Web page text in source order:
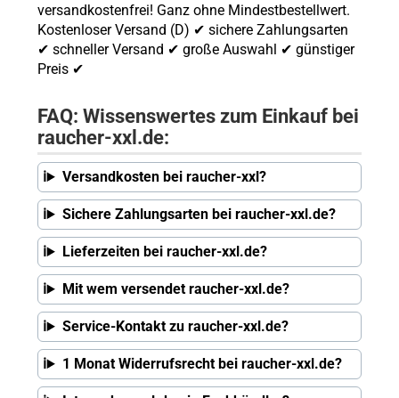
versandkostenfrei! Ganz ohne Mindestbestellwert.
Kostenloser Versand (D) ✔ sichere Zahlungsarten
✔ schneller Versand ✔ große Auswahl ✔ günstiger
Preis ✔
FAQ: Wissenswertes zum Einkauf bei
raucher-xxl.de:
Versandkosten bei raucher-xxl?
Sichere Zahlungsarten bei raucher-xxl.de?
Lieferzeiten bei raucher-xxl.de?
Mit wem versendet raucher-xxl.de?
Service-Kontakt zu raucher-xxl.de?
1 Monat Widerrufsrecht bei raucher-xxl.de?